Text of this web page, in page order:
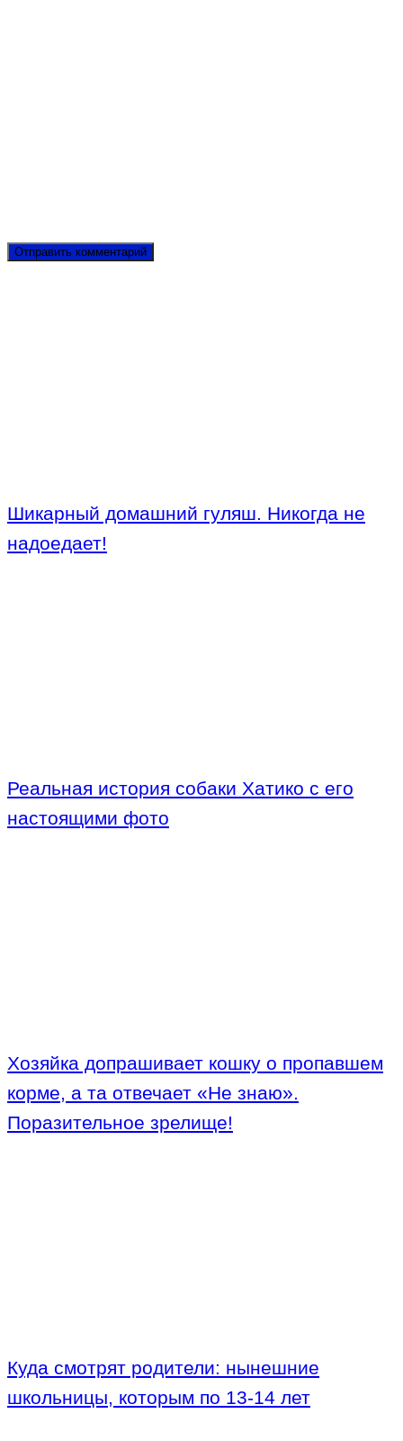
Шикарный домашний гуляш. Никогда не
надоедает!
Реальная история собаки Хатико с его
настоящими фото
Хозяйка допрашивает кошку о пропавшем
корме, а та отвечает «Не знаю».
Поразительное зрелище!
Куда смотрят родители: нынешние
школьницы, которым по 13-14 лет